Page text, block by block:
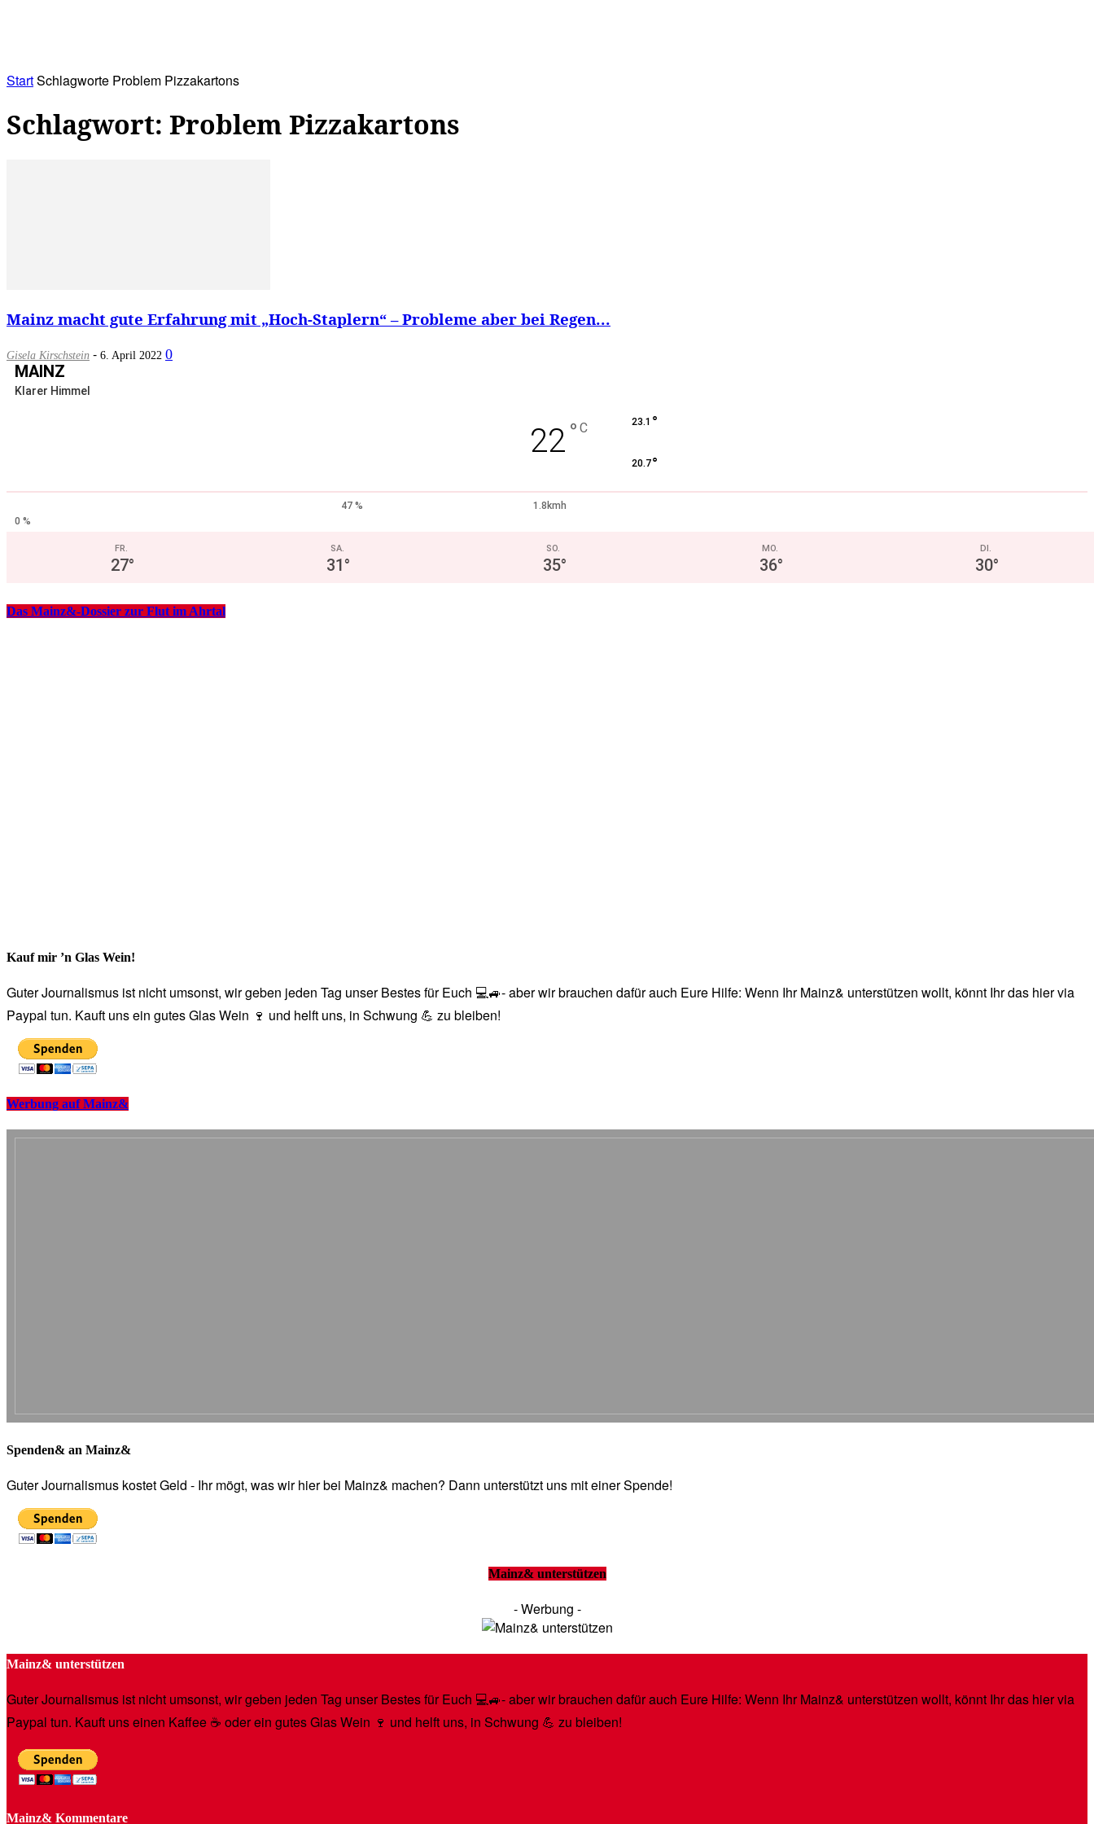
StartSchlagworte Problem Pizzakartons
Schlagwort: Problem Pizzakartons
Mainz macht gute Erfahrung mit „Hoch-Staplern“ – Probleme aber bei Regen...
Gisela Kirschstein - 6. April 2022 0
MAINZ
Klarer Himmel
22 ° C 23.1 °
20.7°
47 %
1.8kmh
0 %
FR.
27°
SA.
31°
SO.
35°
MO.
36°
DI.
30°
Das Mainz&-Dossier zur Flut im Ahrtal
Kauf mir ’n Glas Wein!
Guter Journalismus ist nicht umsonst, wir geben jeden Tag unser Bestes für Euch 💻🚙- aber wir brauchen dafür auch Eure Hilfe: Wenn Ihr Mainz& unterstützen wollt, könnt Ihr das hier via
Paypal tun. Kauft uns ein gutes Glas Wein 🍷 und helft uns, in Schwung 💪 zu bleiben!
Werbung auf Mainz&
Spenden& an Mainz&
Guter Journalismus kostet Geld - Ihr mögt, was wir hier bei Mainz& machen? Dann unterstützt uns mit einer Spende!
Mainz& unterstützen
- Werbung -
Mainz& unterstützen
Guter Journalismus ist nicht umsonst, wir geben jeden Tag unser Bestes für Euch 💻🚙- aber wir brauchen dafür auch Eure Hilfe: Wenn Ihr Mainz& unterstützen wollt, könnt Ihr das hier via
Paypal tun. Kauft uns einen Kaffee ☕️ oder ein gutes Glas Wein 🍷 und helft uns, in Schwung 💪 zu bleiben!
Mainz& Kommentare